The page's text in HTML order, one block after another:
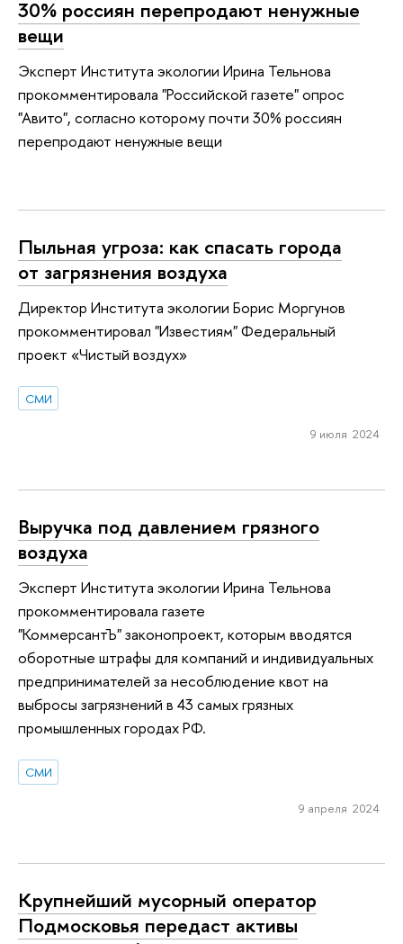
30% россиян перепродают ненужные
вещи
Эксперт Института экологии Ирина Тельнова
прокомментировала "Российской газете" опрос
"Авито", согласно которому почти 30% россиян
перепродают ненужные вещи
Пыльная угроза: как спасать города
от загрязнения воздуха
Директор Института экологии Борис Моргунов
прокомментировал "Известиям" Федеральный
проект «Чистый воздух»
СМИ
9 июля 2024
Выручка под давлением грязного
воздуха
Эксперт Института экологии Ирина Тельнова
прокомментировала газете
"КоммерсантЪ" законопроект, которым вводятся
оборотные штрафы для компаний и индивидуальных
предпринимателей за несоблюдение квот на
выбросы загрязнений в 43 самых грязных
промышленных городах РФ.
СМИ
9 апреля 2024
Крупнейший мусорный оператор
Подмосковья передаст активы